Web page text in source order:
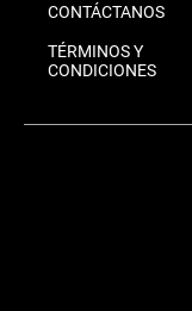
CONTÁCTANOS
TÉRMINOS Y
CONDICIONES